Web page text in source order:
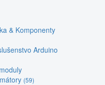
& Komponenty
Arduino
(59)